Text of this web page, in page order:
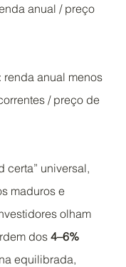
anual / preço
: renda anual menos
/ preço de
certa” universal,
maduros e
olham
dos 4–6%
equilibrada,